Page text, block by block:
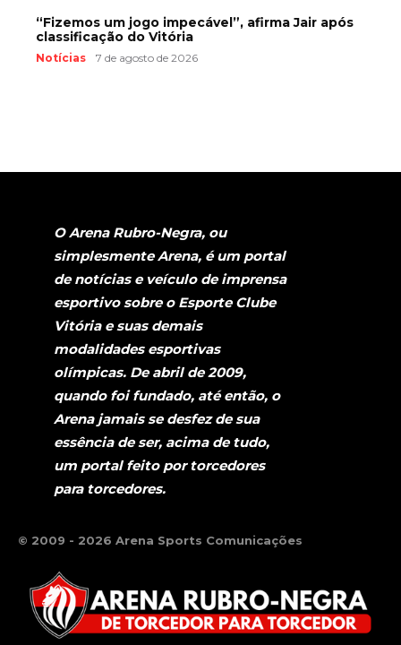
“Fizemos um jogo impecável”, afirma Jair após
classificação do Vitória
Notícias 7 de agosto de 2026
O Arena Rubro-Negra, ou
simplesmente Arena, é um portal
de notícias e veículo de imprensa
esportivo sobre o Esporte Clube
Vitória e suas demais
modalidades esportivas
olímpicas. De abril de 2009,
quando foi fundado, até então, o
Arena jamais se desfez de sua
essência de ser, acima de tudo,
um portal feito por torcedores
para torcedores.
© 2009 - 2026 Arena Sports Comunicações